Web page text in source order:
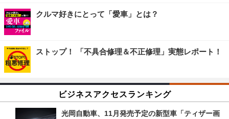
クルマ好きにとって「愛車」とは？
ストップ！ 「不具合修理＆不正修理」実態レポート！
ビジネスアクセスランキング
光岡自動車、11月発売予定の新型車「ティザー画